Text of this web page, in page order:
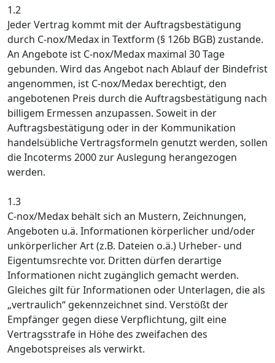
1.2
Jeder Vertrag kommt mit der Auftragsbestätigung
durch C-nox/Medax in Textform (§ 126b BGB) zustande.
An Angebote ist C-nox/Medax maximal 30 Tage
gebunden. Wird das Angebot nach Ablauf der Bindefrist
angenommen, ist C-nox/Medax berechtigt, den
angebotenen Preis durch die Auftragsbestätigung nach
billigem Ermessen anzupassen. Soweit in der
Auftragsbestätigung oder in der Kommunikation
handelsübliche Vertragsformeln genutzt werden, sollen
die Incoterms 2000 zur Auslegung herangezogen
werden.
1.3
C-nox/Medax behält sich an Mustern, Zeichnungen,
Angeboten u.ä. Informationen körperlicher und/oder
unkörperlicher Art (z.B. Dateien o.ä.) Urheber- und
Eigentumsrechte vor. Dritten dürfen derartige
Informationen nicht zugänglich gemacht werden.
Gleiches gilt für Informationen oder Unterlagen, die als
„vertraulich“ gekennzeichnet sind. Verstößt der
Empfänger gegen diese Verpflichtung, gilt eine
Vertragsstrafe in Höhe des zweifachen des
Angebotspreises als verwirkt.